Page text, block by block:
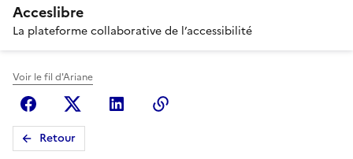
Acceslibre
La plateforme collaborative de l’accessibilité
Voir le fil d'Ariane
FacebookX (anciennement Twitter)
Linkedin
Retour